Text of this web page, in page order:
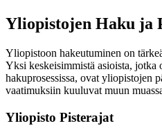
Yliopistojen Haku ja
Yliopistoon hakeutuminen on
Yksi keskeisimmistä asioista, jotka
hakuprosessissa, ovat yliopistojen
vaatimuksiin kuuluvat muun
Yliopisto Pisterajat